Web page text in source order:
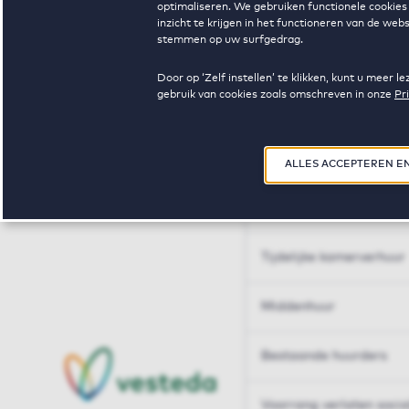
optimaliseren. We gebruiken functionele
inzicht te krijgen in het functioneren van de
stemmen op uw surfgedrag.
Door op ‘Zelf instellen’ te klikken, kunt u meer
gebruik van cookies zoals omschreven in onze
ALLES ACCEPTEREN
Huren op maat
Tijdelijke kamerverhuur
Middenhuur
Bestaande huurders
Voorrang verlaten